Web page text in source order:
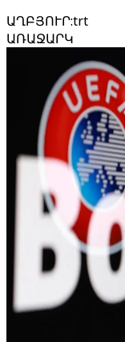
ԱՂԲՅՈՒՐ:trt
ԱՌԱՋԱՐԿ